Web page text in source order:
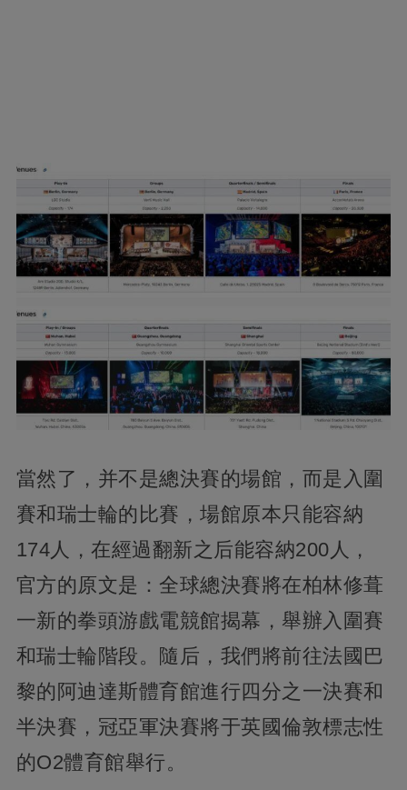
當然了，并不是總決賽的場館，而是入圍
賽和瑞士輪的比賽，場館原本只能容納
174人，在經過翻新之后能容納200人，
官方的原文是：全球總決賽將在柏林修葺
一新的拳頭游戲電競館揭幕，舉辦入圍賽
和瑞士輪階段。隨后，我們將前往法國巴
黎的阿迪達斯體育館進行四分之一決賽和
半決賽，冠亞軍決賽將于英國倫敦標志性
的O2體育館舉行。